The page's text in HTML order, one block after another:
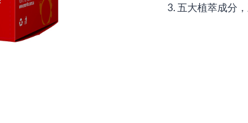
3. 五大植萃成分